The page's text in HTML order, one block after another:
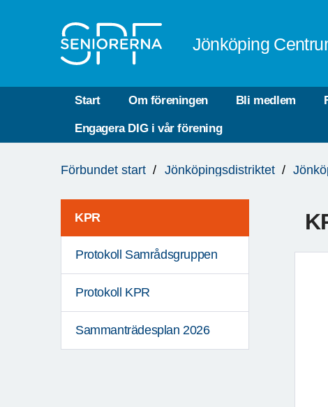
Jönköping
Start Om föreningen Bli medlem
Engagera DIG i vår förening
är
Förbundet start Jönköpingsdistriktet
KPR
Protokoll Samrådsgruppen
Protokoll KPR
Sammanträdesplan 2026